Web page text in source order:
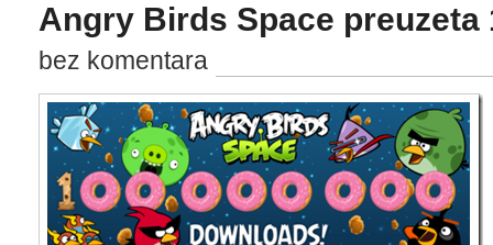
Angry Birds Space preuzeta
bez komentara